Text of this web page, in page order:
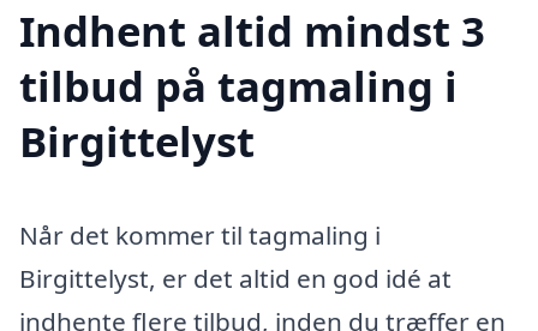
Indhent altid mindst 3
tilbud på tagmaling i
Birgittelyst
Når det kommer til tagmaling i
Birgittelyst, er det altid en god idé at
indhente flere tilbud, inden du træffer en